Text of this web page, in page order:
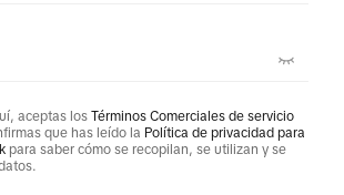
aceptas los Términos Comerciales de servicio
que has leído la Política de privacidad para
para saber cómo se recopilan, se utilizan y se